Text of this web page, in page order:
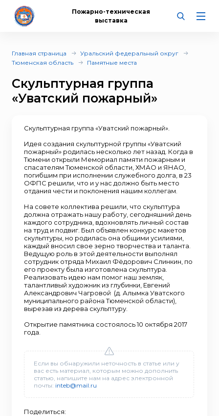
Пожарно-техническая
выставка
Главная страница
Уральский федеральный округ
Тюменская область
Памятные места
Скульптурная группа
«Уватский пожарный»
Скульптурная группа «Уватский пожарный».
Идея создания скульптурной группы «Уватский
пожарный» родилась несколько лет назад. Когда в
Тюмени открыли Мемориал памяти пожарным и
спасателям Тюменской области, ХМАО и ЯНАО,
погибшим при исполнении служебного долга, в 23
ОФПС решили, что и у нас должно быть место
отдания чести и поклонения нашим коллегам.
На совете коллектива решили, что скульптура
должна отражать нашу работу, сегодняшний день
каждого сотрудника, вдохновлять личный состав
на труд и подвиг. Был объявлен конкурс макетов
скульптуры, но родилась она общими усилиями,
каждый вносил свое зерно творчества и таланта.
Ведущую роль в этой деятельности выполнял
сотрудник отряда Михаил Фёдорович Слинкин, по
его проекту была изготовлена скульптура.
Реализовать идею нам помог наш земляк,
талантливый художник из глубинки, Евгений
Александрович Чагровой (д. Алымка Уватского
муниципального района Тюменской области),
вырезав из дерева скульптуру.
Открытие памятника состоялось 10 октября 2017
года.
Если вы обнаружили неточность в статье или у
вас есть материал, которым можно дополнить
статью, напишите нам на адрес электронной
почты: inteb@mail.ru
Поделиться: